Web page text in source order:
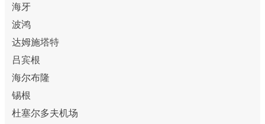
海牙
波鸿
达姆施塔特
吕宾根
海尔布隆
锡根
杜塞尔多夫机场